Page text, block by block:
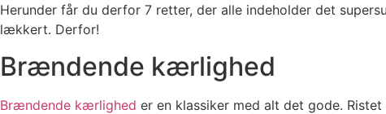
Herunder får du derfor 7 retter, der alle indeholder det
lækkert. Derfor!
Brændende kærlighed
Brændende kærlighed er en klassiker med alt det gode.